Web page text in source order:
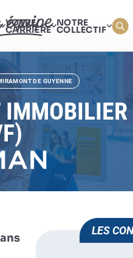
VOTRE
CARRIÈRE
NOTRE
COLLECTIF
DE GUYENNE
IMMOBILIER
LES